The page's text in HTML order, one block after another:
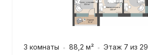
3 комнаты 88,2 м²
Этаж 7 из 29